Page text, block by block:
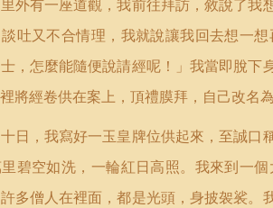
外有一座道觀，我前往拜訪，敘說了
吐又不合情理，我就說讓我回去想一
士，怎麼能隨便說請經呢！」我當即脫
將經卷供在案上，頂禮膜拜，自己改名
日，我寫好一玉皇牌位供起來，至誠
碧空如洗，一輪紅日高照。我來到一
多僧人在裡面，都是光頭，身披袈裟